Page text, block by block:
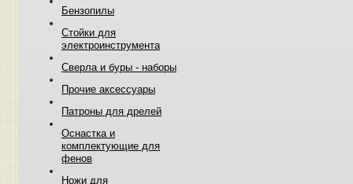
Бензопилы
Стойки для
электроинструмента
Сверла и буры - наборы
Прочие аксессуары
Патроны для дрелей
Оснастка и
комплектующие для
фенов
Ножи для